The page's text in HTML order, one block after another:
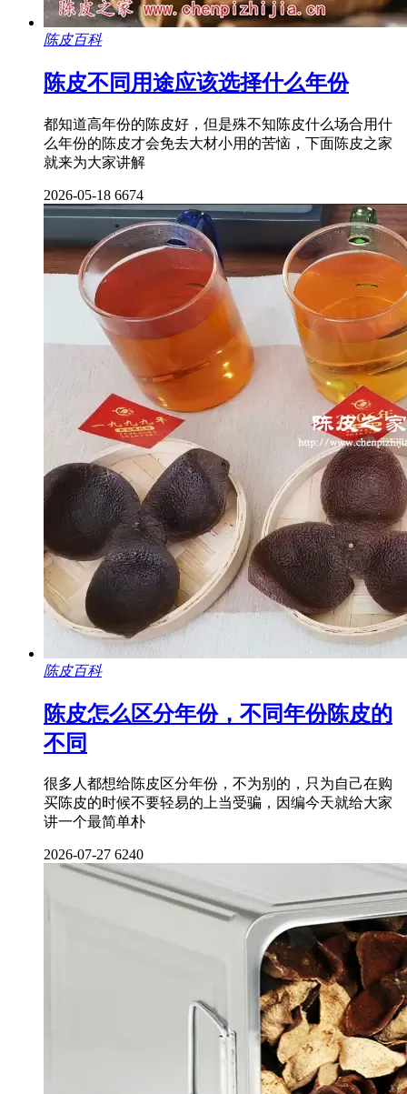
陈皮百科
陈皮不同用途应该选择什么年份
都知道高年份的陈皮好，但是殊不知陈皮什么场合用什
么年份的陈皮才会免去大材小用的苦恼，下面陈皮之家
就来为大家讲解
2026-05-18 6674
陈皮百科
陈皮怎么区分年份，不同年份陈皮的
不同
很多人都想给陈皮区分年份，不为别的，只为自己在购
买陈皮的时候不要轻易的上当受骗，因编今天就给大家
讲一个最简单朴
2026-07-27 6240